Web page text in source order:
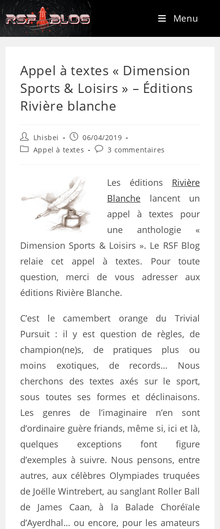
Menu
Appel à textes « Dimension
Sports & Loisirs » – Éditions
Rivière blanche
Lhisbei
06/04/2019
Appel à textes
3 commentaires
Les éditions Rivière
Blanche lancent un
appel à textes pour
une anthologie «
Dimension Sports & Loisirs ». Le RSF Blog
relaie cet appel à textes. Pour toute
question, merci de vous adresser aux
éditions Rivière Blanche.
C’est le camembert orange du Trivial
Pursuit : il y est question de règles, de
champion(ne)s, de pratiques plus ou
moins exotiques, de records… Nous
cherchons des textes axés sur le sport,
sous toutes ses formes et déclinaisons.
Les genres de l’imaginaire n’en sont
d’ordinaire guère friands, même si, ici et là,
quelques exceptions font figure
d’exemples à suivre. Nous pensons, entre
autres, aux célèbres Olympiades truquées
de Joëlle Wintrebert, au sanglant Roller Ball
de James Caan, à la Balade Choréïale
d’Ayerdhal… ou encore, pour les amateurs